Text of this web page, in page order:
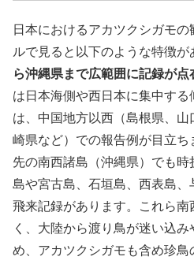
日本におけるアカツクシガモ
ルで見ると以下のような特徴が
ら沖縄県まで広範囲に記録が点
は日本海側や西日本に集中す
は、中国地方以西（島根県、
崎県など）での報告例が目立
先の南西諸島（沖縄県）でも
島や宮古島、石垣島、西表島
飛来記録があります。これら
く、大陸から渡り鳥が迷い込
め、アカツクシガモも含め珍